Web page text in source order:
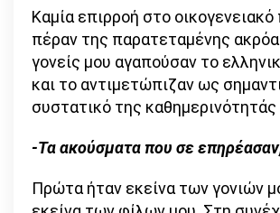
Καμία επιρροή στο
πέραν της παρατεταμένης
γονείς μου αγαπούσαν το
και το αντιμετώπιζαν ως
συστατικό της καθημερινότητάς
-Τα ακούσματα που σε
Πρώτα ήταν εκείνα των γονιών